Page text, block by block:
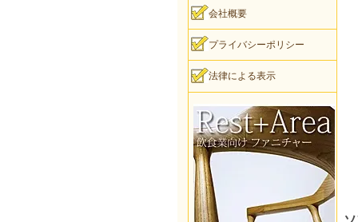
会社概要
プライバシーポリシー
法律による表示